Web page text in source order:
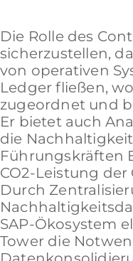
Die Rolle des
sicherzustellen,
von operativen
Ledger fließen,
zugeordnet und
Er bietet auch
die
Führungskräften
CO2-Leistung
Durch
SAP-Ökosystem
Tower die